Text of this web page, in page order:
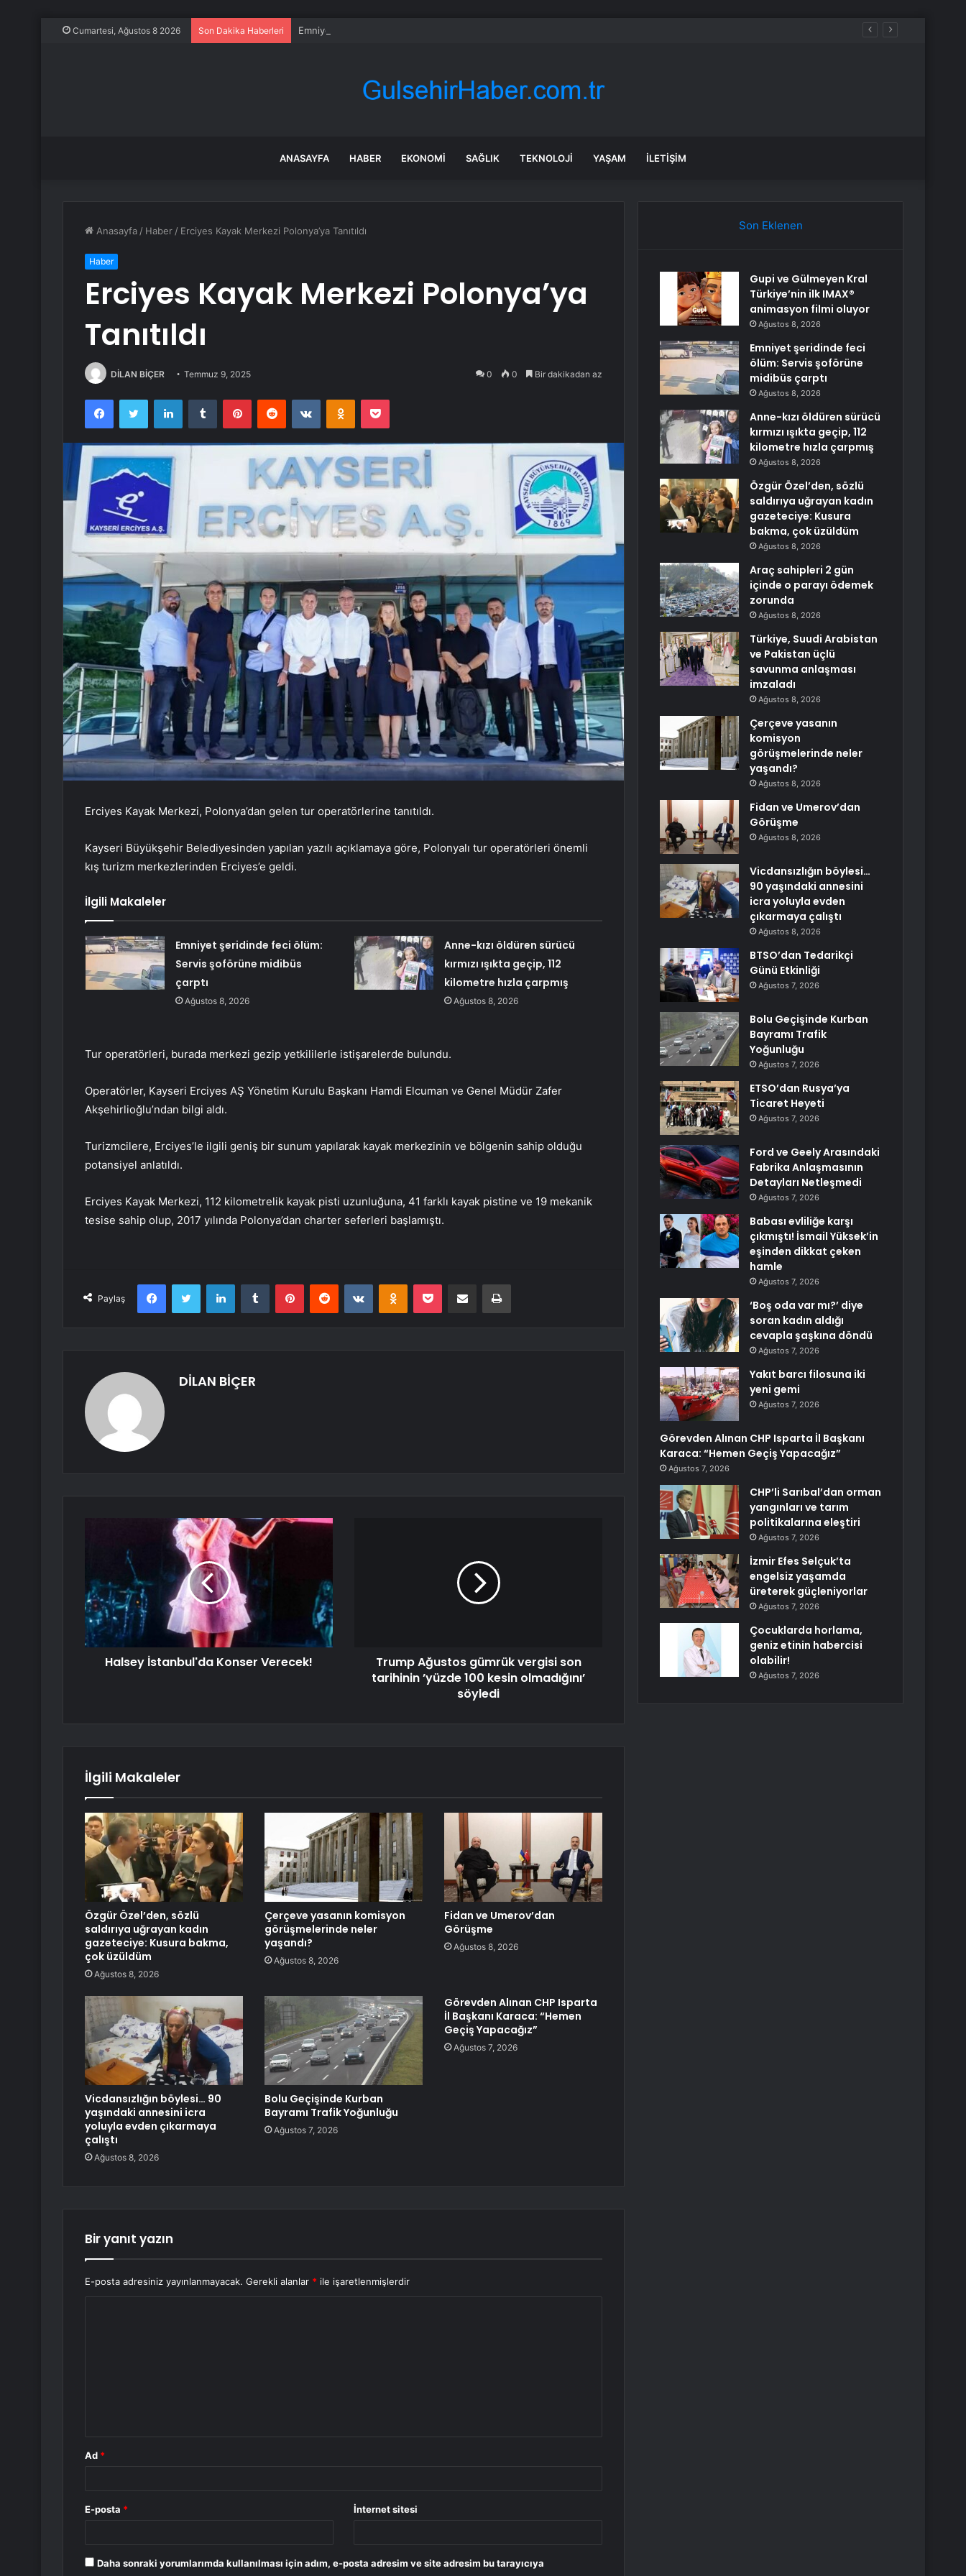
Cumartesi, Ağustos 8 2026 Son Dakika Haberleri Emniyet şeridinde feci ölüm: Servis şoförüne midibüs çarptı
ANASAYFA HABER EKONOMI SAĞLIK TEKNOLOJI YAŞAM İLETIŞIM
Anasayfa / Haber / Erciyes Kayak Merkezi Polonya’ya Tanıtıldı
Haber
Erciyes Kayak Merkezi Polonya’ya
Tanıtıldı
DİLAN BİÇER Temmuz 9, 2025 0 0 Bir dakikadan az
FacebookTwitter LinkedInTumblr PinterestReddit VKontakteOdnoklassniki
Pocket
Erciyes Kayak Merkezi, Polonya’dan gelen tur operatörlerine tanıtıldı.
Kayseri Büyükşehir Belediyesinden yapılan yazılı açıklamaya göre, Polonyalı tur operatörleri önemli
kış turizm merkezlerinden Erciyes’e geldi.
İlgili Makaleler
Emniyet şeridinde feci ölüm:
Servis şoförüne midibüs
çarptı
Ağustos 8, 2026
Anne-kızı öldüren sürücü
kırmızı ışıkta geçip, 112
kilometre hızla çarpmış
Ağustos 8, 2026
Tur operatörleri, burada merkezi gezip yetkililerle istişarelerde bulundu.
Operatörler, Kayseri Erciyes AŞ Yönetim Kurulu Başkanı Hamdi Elcuman ve Genel Müdür Zafer
Akşehirlioğlu’ndan bilgi aldı.
Turizmcilere, Erciyes’le ilgili geniş bir sunum yapılarak kayak merkezinin ve bölgenin sahip olduğu
potansiyel anlatıldı.
Erciyes Kayak Merkezi, 112 kilometrelik kayak pisti uzunluğuna, 41 farklı kayak pistine ve 19 mekanik
tesise sahip olup, 2017 yılında Polonya’dan charter seferleri başlamıştı.
Paylaş
FacebookTwitter LinkedInTumblr PinterestReddit VKontakteOdnoklassniki
Pocket E-Posta ile paylaş Yazdır
DİLAN BİÇER
Halsey İstanbul'da Konser Verecek!
Trump Ağustos gümrük vergisi son
tarihinin ’yüzde 100 kesin olmadığını’
söyledi
İlgili Makaleler
Özgür Özel’den, sözlü
saldırıya uğrayan kadın
gazeteciye: Kusura bakma,
çok üzüldüm
Ağustos 8, 2026
Çerçeve yasanın komisyon
görüşmelerinde neler
yaşandı?
Ağustos 8, 2026
Fidan ve Umerov’dan
Görüşme
Ağustos 8, 2026
Vicdansızlığın böylesi… 90
yaşındaki annesini icra
yoluyla evden çıkarmaya
çalıştı
Ağustos 8, 2026
Bolu Geçişinde Kurban
Bayramı Trafik Yoğunluğu
Ağustos 7, 2026
Görevden Alınan CHP Isparta
İl Başkanı Karaca: “Hemen
Geçiş Yapacağız”
Ağustos 7, 2026
Bir yanıt yazın
E-posta adresiniz yayınlanmayacak. Gerekli alanlar * ile işaretlenmişlerdir
Ad *
E-posta * İnternet sitesi
Daha sonraki yorumlarımda kullanılması için adım, e-posta adresim ve site adresim bu tarayıcıya
Son Eklenen
Gupi ve Gülmeyen Kral
Türkiye’nin ilk IMAX®
animasyon filmi oluyor
Ağustos 8, 2026
Emniyet şeridinde feci
ölüm: Servis şoförüne
midibüs çarptı
Ağustos 8, 2026
Anne-kızı öldüren sürücü
kırmızı ışıkta geçip, 112
kilometre hızla çarpmış
Ağustos 8, 2026
Özgür Özel’den, sözlü
saldırıya uğrayan kadın
gazeteciye: Kusura
bakma, çok üzüldüm
Ağustos 8, 2026
Araç sahipleri 2 gün
içinde o parayı ödemek
zorunda
Ağustos 8, 2026
Türkiye, Suudi Arabistan
ve Pakistan üçlü
savunma anlaşması
imzaladı
Ağustos 8, 2026
Çerçeve yasanın
komisyon
görüşmelerinde neler
yaşandı?
Ağustos 8, 2026
Fidan ve Umerov’dan
Görüşme
Ağustos 8, 2026
Vicdansızlığın böylesi…
90 yaşındaki annesini
icra yoluyla evden
çıkarmaya çalıştı
Ağustos 8, 2026
BTSO’dan Tedarikçi
Günü Etkinliği
Ağustos 7, 2026
Bolu Geçişinde Kurban
Bayramı Trafik
Yoğunluğu
Ağustos 7, 2026
ETSO’dan Rusya’ya
Ticaret Heyeti
Ağustos 7, 2026
Ford ve Geely Arasındaki
Fabrika Anlaşmasının
Detayları Netleşmedi
Ağustos 7, 2026
Babası evliliğe karşı
çıkmıştı! İsmail Yüksek’in
eşinden dikkat çeken
hamle
Ağustos 7, 2026
‘Boş oda var mı?’ diye
soran kadın aldığı
cevapla şaşkına döndü
Ağustos 7, 2026
Yakıt barcı filosuna iki
yeni gemi
Ağustos 7, 2026
Görevden Alınan CHP Isparta İl Başkanı
Karaca: “Hemen Geçiş Yapacağız”
Ağustos 7, 2026
CHP’li Sarıbal’dan orman
yangınları ve tarım
politikalarına eleştiri
Ağustos 7, 2026
İzmir Efes Selçuk’ta
engelsiz yaşamda
üreterek güçleniyorlar
Ağustos 7, 2026
Çocuklarda horlama,
geniz etinin habercisi
olabilir!
Ağustos 7, 2026